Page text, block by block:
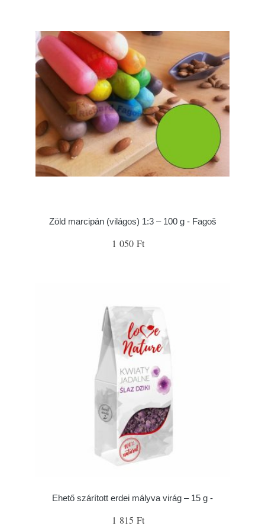
Zöld marcipán (világos) 1:3 – 100 g - Fagoš
1 050 Ft
Ehető szárított erdei mályva virág – 15 g -
1 815 Ft